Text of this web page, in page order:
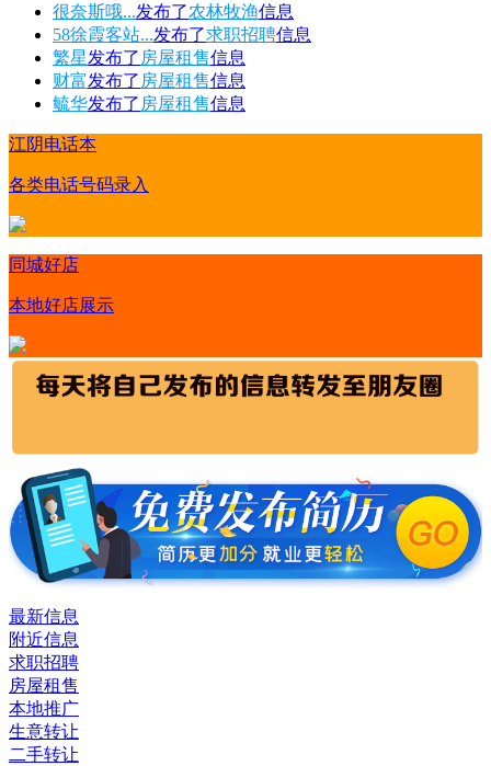
很奈斯哦...发布了农林牧渔信息
58徐霞客站...发布了求职招聘信息
繁星发布了 房屋租售信息
财富发布了 房屋租售信息
毓华发布了 房屋租售信息
江阴电话本
各类电话号码录入
同城好店
本地好店展示
最新信息
附近信息
求职招聘
房屋租售
本地推广
生意转让
二手转让